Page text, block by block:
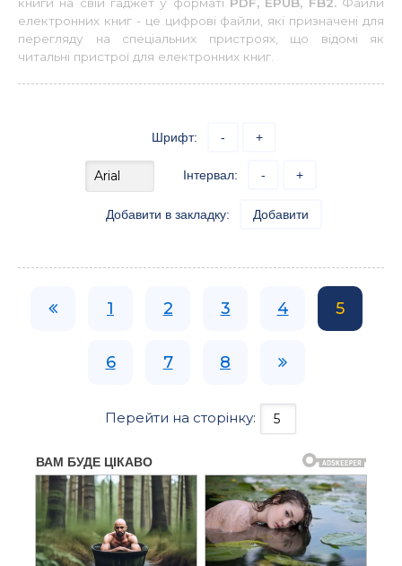
електронних книг - це цифрові файли, які призначені для
перегляду на спеціальних пристроях, що відомі як
читальні пристрої для електронних книг.
Шрифт: - +
Інтервал: - +
Добавити в закладку: Добавити
1 2 3 4 5
6 7 8
Перейти на сторінку: